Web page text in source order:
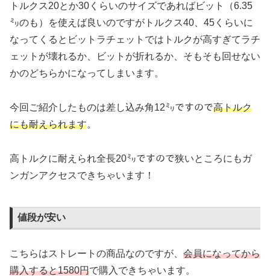
トルクス20とか30くらいのサイズであればビット（6.35
㍉のも）を使えば良いのですがトルクス40、45くらいに
なってくるとビットラチェットではトルクが高すぎてラチ
ェットが壊れるか、ビットが折れるか、そもそも回せない
かのどちらかになってしまいます。
今回ご紹介したものは差し込み角12㍉ですので高トルク
にも耐えられます。
高トルクに耐えられ全長20㍉ですので狭いところにもガ
ンガンアクセスできちゃいます！
値段が安い
こちらはストレートの商品なのですが、 会員になってから
購入すると1580円で購入できちゃいます。